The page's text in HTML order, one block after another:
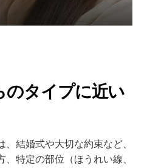
のタイプに近い
結婚式や大切な約束など、
特定の部位（ほうれい線、